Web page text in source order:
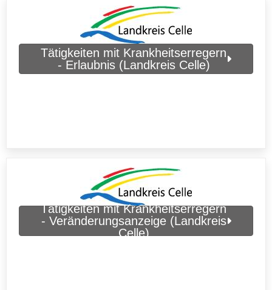
Tätigkeiten mit Krankheitserregern
- Erlaubnis (Landkreis Celle)
Tätigkeiten mit Krankheitserregern
- Veränderungsanzeige (Landkreis
Celle)